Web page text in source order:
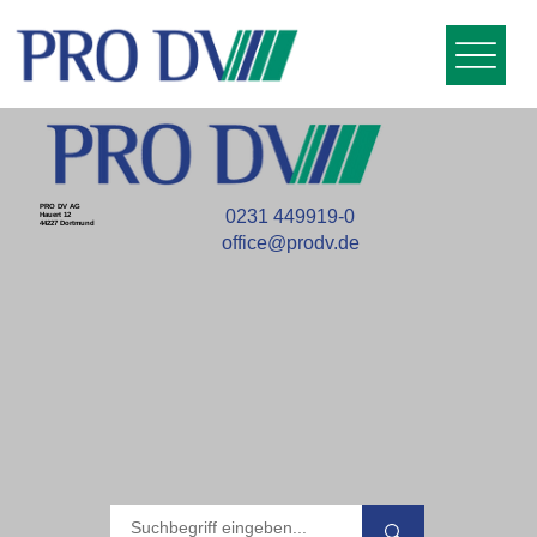
PRO DV AG
Hauert 12
44227 Dortmund
0231 449919-0
office@prodv.de